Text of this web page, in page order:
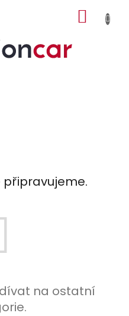
KOŠÍK
připravujeme.
na ostatní